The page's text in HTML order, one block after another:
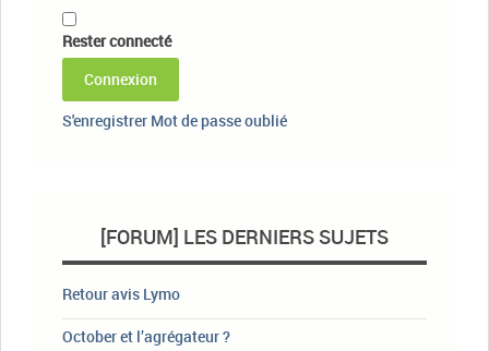
Rester connecté
Connexion
S'enregistrer Mot de passe oublié
[FORUM] LES DERNIERS SUJETS
Retour avis Lymo
October et l’agrégateur ?